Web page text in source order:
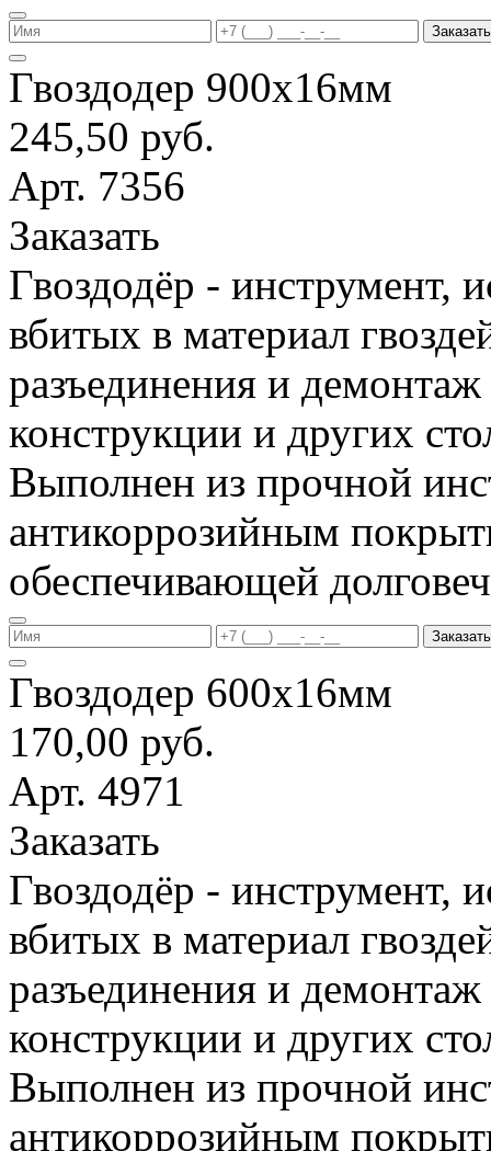
Заказать
Гвоздодер 900х16мм
245,50 руб.
Арт. 7356
Заказать
Гвоздодёр - инструмент,
вбитых в материал
разъединения и
конструкции и других
Выполнен из прочной
антикоррозийным
обеспечивающей
Заказать
Гвоздодер 600х16мм
170,00 руб.
Арт. 4971
Заказать
Гвоздодёр - инструмент,
вбитых в материал
разъединения и
конструкции и других
Выполнен из прочной
антикоррозийным